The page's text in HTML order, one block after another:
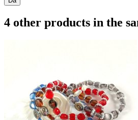
4 other products in the